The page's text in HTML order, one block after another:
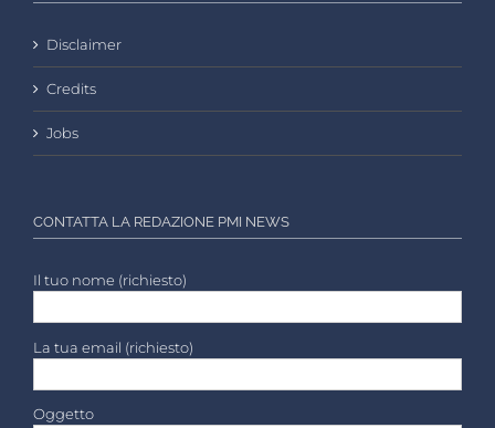
Disclaimer
Credits
Jobs
CONTATTA LA REDAZIONE PMI NEWS
Il tuo nome (richiesto)
La tua email (richiesto)
Oggetto